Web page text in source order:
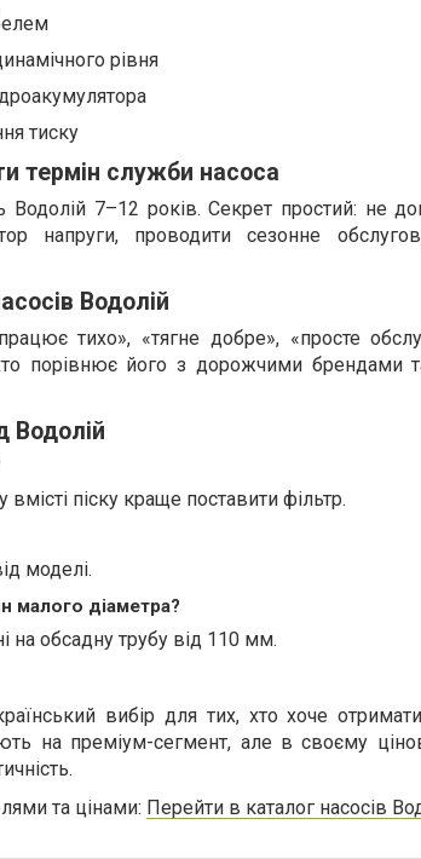
рівня
тиску
термін служби насоса
Водолій 7–12 років. Секрет простий: не
напруги, проводити сезонне
Водолій
тихо», «тягне добре», «просте
порівнює його з дорожчими брендами
Водолій
піску краще поставити фільтр.
моделі.
малого діаметра?
на обсадну трубу від 110 мм.
вибір для тих, хто хоче
на преміум-сегмент, але в своєму
та цінами: Перейти в каталог насосів